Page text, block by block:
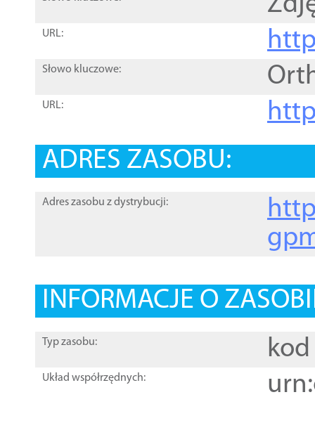
URL:
Słowo kluczowe:
URL:
ADRES ZASOBU:
Adres zasobu z dystrybucji:
INFORMACJE O
Typ zasobu: kod
Układ współrzędnych: